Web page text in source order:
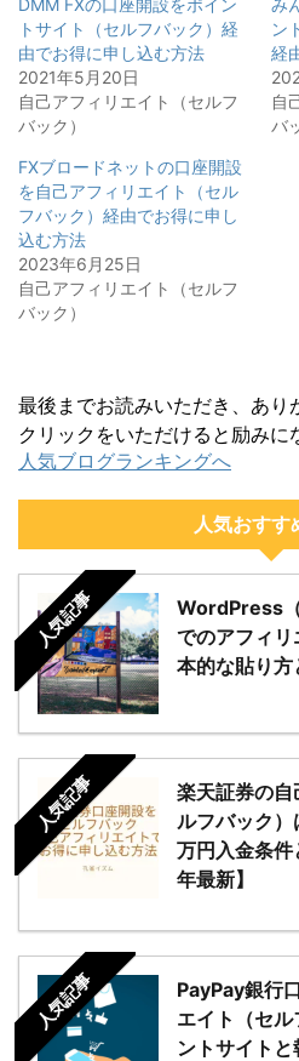
トサイト（セルフバック）経
由でお得に申し込む方法
2021年5月20日
自己アフィリエイト（セルフ
バック）
ン
経
自
バ
FXブロードネットの口座開設
を自己アフィリエイト（セル
フバック）経由でお得に申し
込む方法
2023年6月25日
自己アフィリエイト（セルフ
バック）
最後までお読みいただき、あ
クリックをいただけると励みに
人気ブログランキングへ
人気おすす
人気記事
WordPress（
でのアフィ
本的な貼り方
人気記事
楽天証券の
ルフバック
万円入金条
年最新】
人気記事
PayPay銀行
エイト（セ
ントサイト